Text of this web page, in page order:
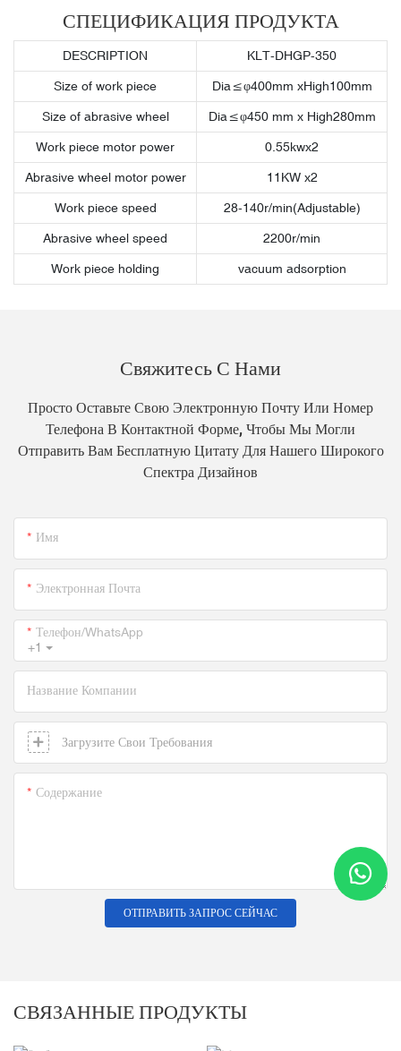
СПЕЦИФИКАЦИЯ ПРОДУКТА
DESCRIPTION KLT-DHGP-350
Size of work piece Dia≤φ400mm xHigh100mm
Size of abrasive wheel Dia≤φ450 mm x High280mm
Work piece motor power 0.55kwx2
Abrasive wheel motor power 11KW x2
Work piece speed 28-140r/min(Adjustable)
Abrasive wheel speed 2200r/min
Work piece holding vacuum adsorption
Свяжитесь С Нами
Просто Оставьте Свою Электронную Почту Или Номер
Телефона В Контактной Форме, Чтобы Мы Могли
Отправить Вам Бесплатную Цитату Для Нашего Широкого
Спектра Дизайнов
Имя
Электронная Почта
+1
Телефон/WhatsApp
Название Компании
Загрузите Свои Требования
Содержание
ОТПРАВИТЬ ЗАПРОС СЕЙЧАС
СВЯЗАННЫЕ ПРОДУКТЫ